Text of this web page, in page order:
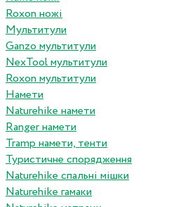
Roxon ножi
Мультитули
Ganzo мультитули
NexTool мультитули
Roxon мультитули
Намети
Naturehike намети
Ranger намети
Tramp намети, тенти
Туристичне спорядження
Naturehike спальні мішки
Naturehike гамаки